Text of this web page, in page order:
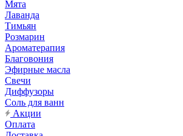
Мята
Лаванда
Тимьян
Розмарин
Ароматерапия
Благовония
Эфирные масла
Свечи
Диффузоры
Соль для ванн
Акции
Оплата